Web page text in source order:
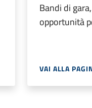
Bandi di
opportunità
VAI ALLA